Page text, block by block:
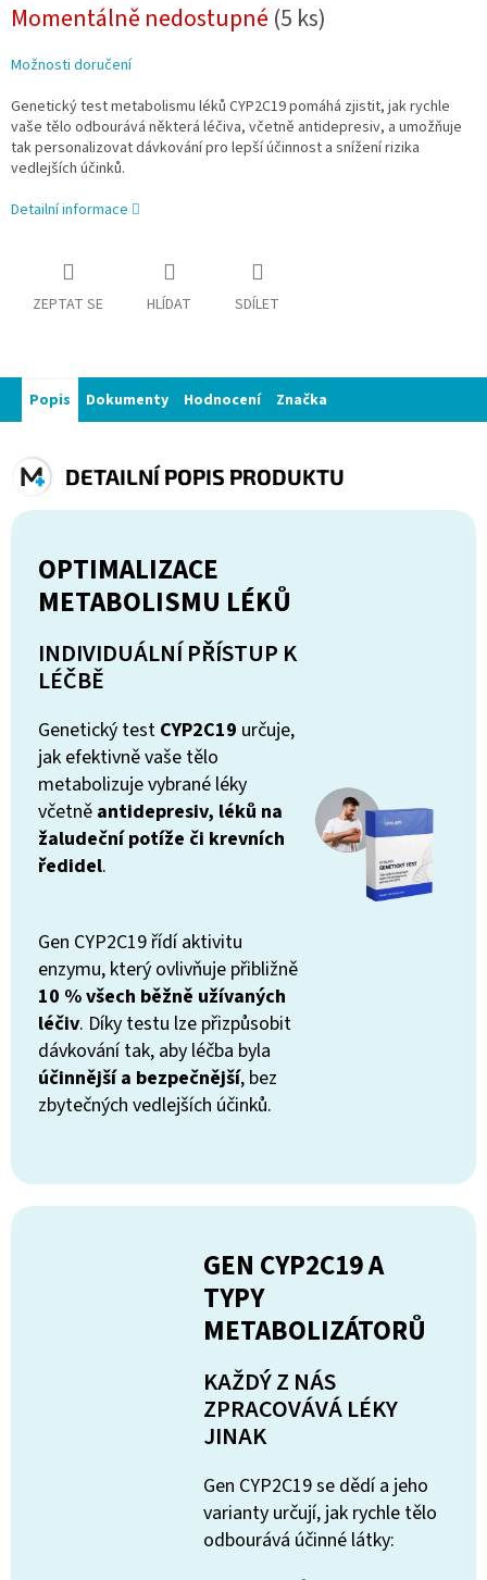
cena:
Momentálně nedostupné (5 ks)
Možnosti doručení
Genetický test metabolismu léků CYP2C19 pomáhá zjistit, jak rychle
vaše tělo odbourává některá léčiva, včetně antidepresiv, a umožňuje
tak personalizovat dávkování pro lepší účinnost a snížení rizika
vedlejších účinků.
Detailní informace
ZEPTAT SE HLÍDAT SDÍLET
Popis Dokumenty Hodnocení Značka
DETAILNÍ POPIS PRODUKTU
OPTIMALIZACE
METABOLISMU LÉKŮ
INDIVIDUÁLNÍ PŘÍSTUP K
LÉČBĚ
Genetický test CYP2C19 určuje,
jak efektivně vaše tělo
metabolizuje vybrané léky
včetně antidepresiv, léků na
žaludeční potíže či krevních
ředidel.
Gen CYP2C19 řídí aktivitu
enzymu, který ovlivňuje přibližně
10 % všech běžně užívaných
léčiv. Díky testu lze přizpůsobit
dávkování tak, aby léčba byla
účinnější a bezpečnější, bez
zbytečných vedlejších účinků.
GEN CYP2C19 A
TYPY
METABOLIZÁTORŮ
KAŽDÝ Z NÁS
ZPRACOVÁVÁ LÉKY
JINAK
Gen CYP2C19 se dědí a jeho
varianty určují, jak rychle tělo
odbourává účinné látky: